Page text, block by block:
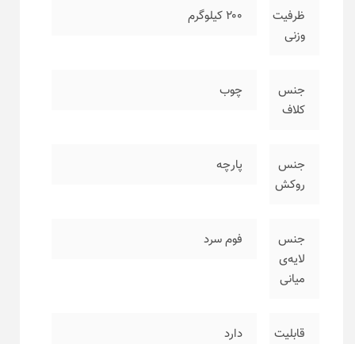
ظرفیت
وزنی
۲۰۰ کیلوگرم
جنس
کلاف
چوب
جنس
روکش
پارچه
جنس
لایه‌ی
میانی
فوم سرد
قابلیت
دارد